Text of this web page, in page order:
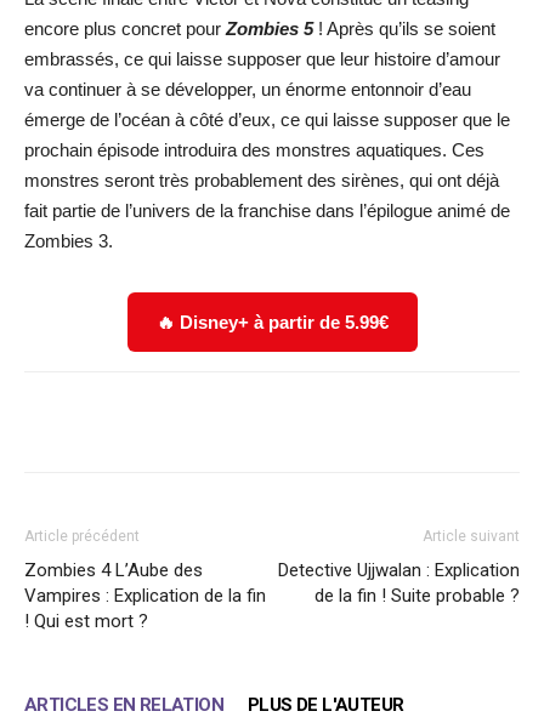
encore plus concret pour Zombies 5! Après qu’ils se soient
embrassés, ce qui laisse supposer que leur histoire d’amour
va continuer à se développer, un énorme entonnoir d’eau
émerge de l’océan à côté d’eux, ce qui laisse supposer que le
prochain épisode introduira des monstres aquatiques. Ces
monstres seront très probablement des sirènes, qui ont déjà
fait partie de l’univers de la franchise dans l’épilogue animé de
Zombies 3.
🔥 Disney+ à partir de 5.99€
Article précédent
Zombies 4 L’Aube des
Vampires : Explication de la fin
! Qui est mort ?
Article suivant
Detective Ujjwalan : Explication
de la fin ! Suite probable ?
ARTICLES EN RELATION PLUS DE L'AUTEUR